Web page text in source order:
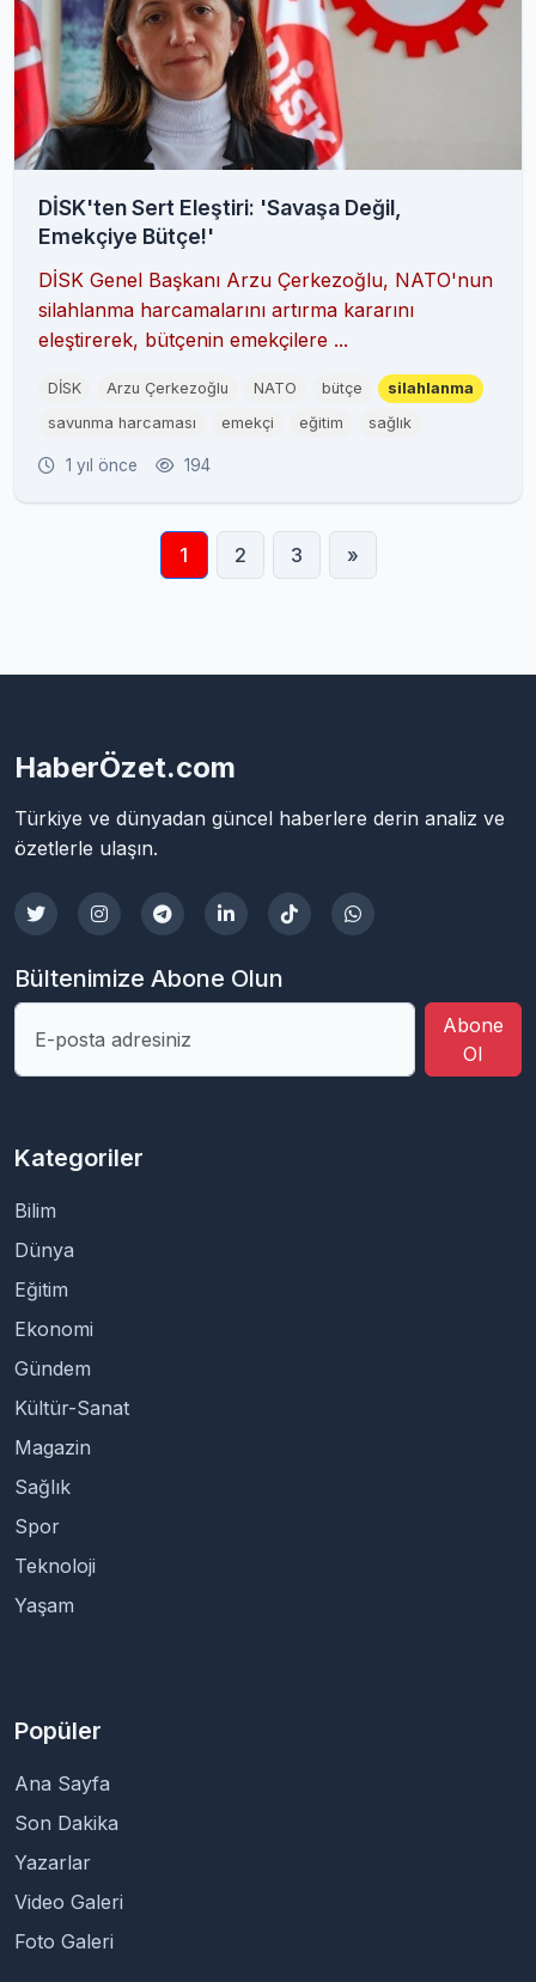
DİSK'ten Sert Eleştiri: 'Savaşa Değil,
Emekçiye Bütçe!'
DİSK Genel Başkanı Arzu Çerkezoğlu, NATO'nun
silahlanma harcamalarını artırma kararını
eleştirerek, bütçenin emekçilere ...
DİSK Arzu Çerkezoğlu NATO bütçe
silahlanma
savunma harcaması
emekçi eğitim sağlık
1 yıl önce 194
1 2 3 »
HaberÖzet.com
Türkiye ve dünyadan güncel haberlere derin analiz ve
özetlerle ulaşın.
Bültenimize Abone Olun
Abone
Ol
Kategoriler
Bilim
Dünya
Eğitim
Ekonomi
Gündem
Kültür-Sanat
Magazin
Sağlık
Spor
Teknoloji
Yaşam
Popüler
Ana Sayfa
Son Dakika
Yazarlar
Video Galeri
Foto Galeri